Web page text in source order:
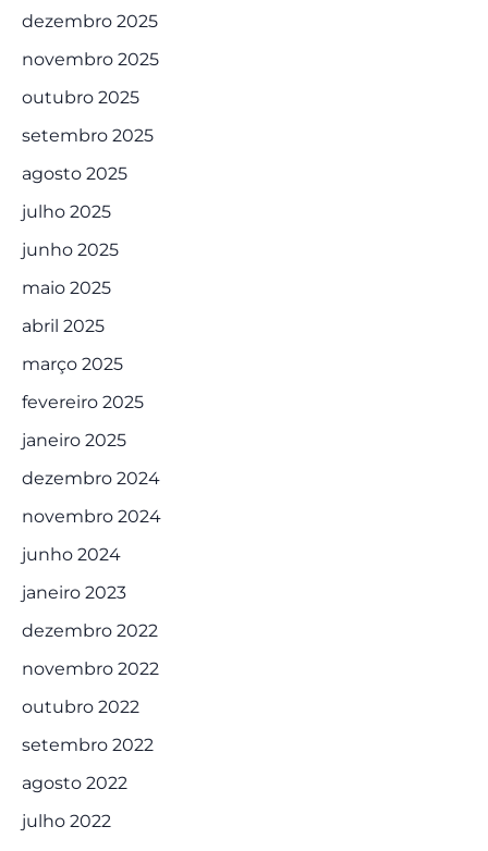
dezembro 2025
novembro 2025
outubro 2025
setembro 2025
agosto 2025
julho 2025
junho 2025
maio 2025
abril 2025
março 2025
fevereiro 2025
janeiro 2025
dezembro 2024
novembro 2024
junho 2024
janeiro 2023
dezembro 2022
novembro 2022
outubro 2022
setembro 2022
agosto 2022
julho 2022